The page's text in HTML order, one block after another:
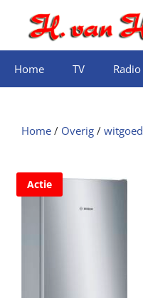
Home TV Radio
Home / Overig / witgoed
Actie